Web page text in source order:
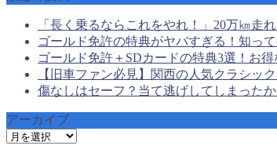
「長く乗るならこれをやれ！」20万㎞走
ゴールド免許の特典がヤバすぎる！知っ
ゴールド免許＋SDカードの特典3選！お得
【旧車ファン必見】関西の人気クラシッ
傷なしはセーフ？当て逃げしてしまった
アーカイブ
ア